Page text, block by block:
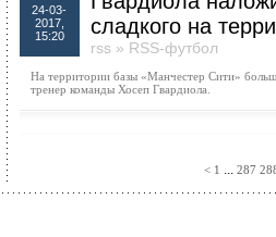
24-03-
2017,
15:20
сладкого на
rss » RSS-футбол
На территории базы «Манчестер Сити»
тренер команды Хосеп Гвардиола.
< 1 ... 287